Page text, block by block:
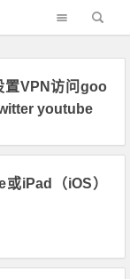
置VPN访问goo
youtube
iPad（iOS）